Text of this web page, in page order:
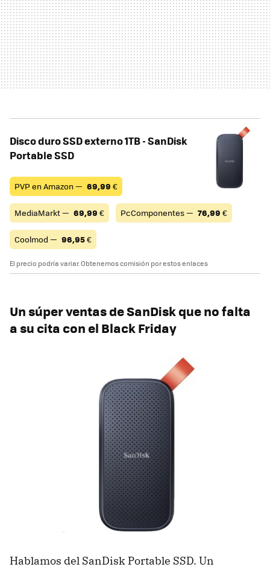
Disco duro SSD externo 1TB - SanDisk
Portable SSD
PVP en Amazon — 69,99 €
MediaMarkt — 69,99 € PcComponentes — 76,99 €
Coolmod — 96,95€
El precio podría variar. Obtenemos comisión por estos enlaces
Un súper ventas de SanDisk que no falta
a su cita con el Black Friday
Hablamos del SanDisk Portable SSD. Un